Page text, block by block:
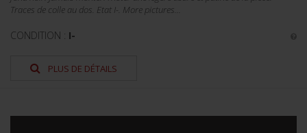
Traces de colle au dos. Etat I-. More pictures...
CONDITION : I-
PLUS DE DÉTAILS